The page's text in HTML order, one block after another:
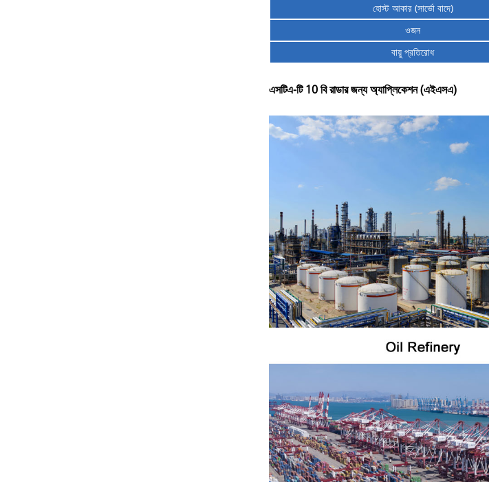
হোস্ট আকার (সার্ভো বাদে)
ওজন
বায়ু প্রতিরোধ
এসটিএ-টি 10 বি রাডার জন্য অ্যাপ্লিকেশন (এইএসএ)